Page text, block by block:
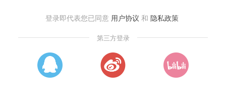
登录即代表您已同意 用户协议 和 隐私政策
第三方登录